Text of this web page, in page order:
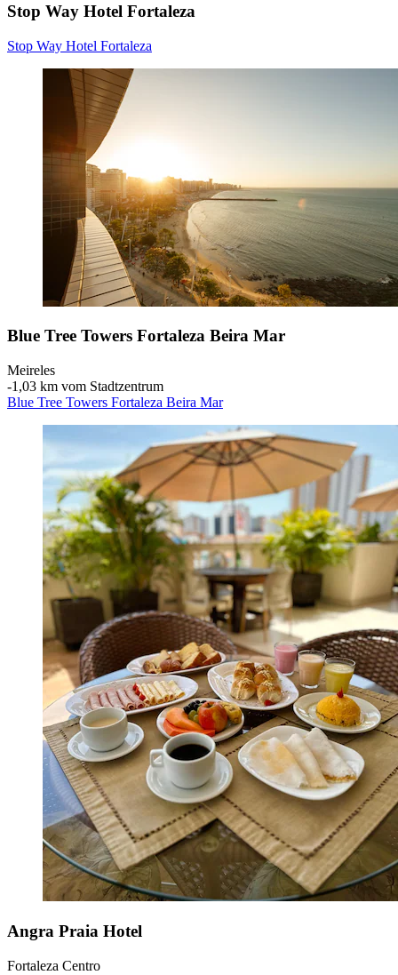
Stop Way Hotel Fortaleza
Stop Way Hotel Fortaleza
Blue Tree Towers Fortaleza Beira Mar
Meireles
‐1,03 km vom Stadtzentrum
Blue Tree Towers Fortaleza Beira Mar
Angra Praia Hotel
Fortaleza Centro